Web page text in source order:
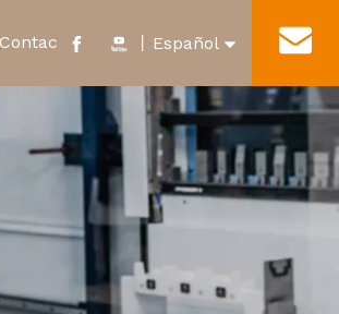
Relevo de Energía
impermeable
Tour por la fábrica
Contacto Español
English
العربية